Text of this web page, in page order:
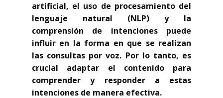
artificial, el uso de procesamiento del
lenguaje natural (NLP) y la
comprensión de intenciones puede
influir en la forma en que se realizan
las consultas por voz. Por lo tanto, es
crucial adaptar el contenido para
comprender y responder a estas
intenciones de manera efectiva.